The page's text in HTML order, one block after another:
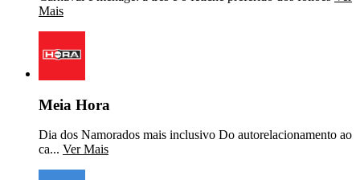
Mais
Meia Hora
Dia dos Namorados mais inclusivo Do autorelacionamento ao
ca... Ver Mais